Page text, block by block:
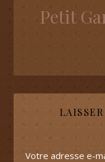
Petit
Votre adresse e-